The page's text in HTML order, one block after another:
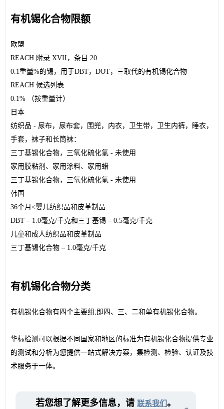
有机锡化合物限额
欧盟
REACH 附录 XVII，条目 20
0.1重量%的锡，用于DBT，DOT，三取代的有机锡化合物
REACH 候选列表
0.1% （按重量计）
日本
纺织品 - 尿布，尿布套，围兜，内衣，卫生带，卫生内裤，睡衣，
手套，袜子和长筒袜：
三丁基锡化合物，三氧化硫化氢 - 未使用
家用胶粘剂、家用涂料、家用蜡
三丁基锡化合物，三氧化硫化氢 - 未使用
韩国
36个月<婴儿纺织品和皮革制品
DBT – 1.0毫克/千克和三丁基锡 – 0.5毫克/千克
儿童和成人纺织品和皮革制品
三丁基锡化合物 – 1.0毫克/千克
有机锡化合物分类
有机锡化合物有四个主要组 ;即四、三、二和单有机锡化合物。
华标检测可以根据不同国家和地区的标准为有机锡化合物提供专业
的测试和分析为您提供一站式解决方案，集检测、检验、认证及技
术服务于一体。
若您想了解更多信息，请 联系我们。